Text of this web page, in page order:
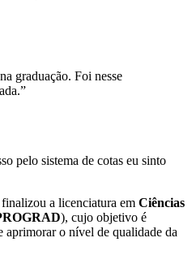
graduação. Foi nesse
pelo sistema de cotas eu sinto
a licenciatura em Ciências
), cujo objetivo é
aprimorar o nível de qualidade da